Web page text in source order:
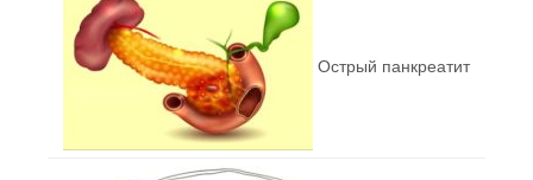
Острый панкреатит